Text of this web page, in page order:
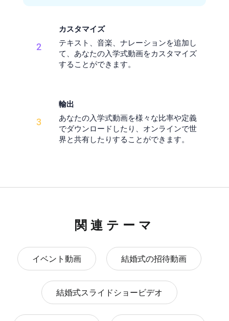
2
カスタマイズ
テキスト、音楽、ナレーションを追加し
て、あなたの入学式動画をカスタマイズ
することができます。
3
輸出
あなたの入学式動画を様々な比率や定義
でダウンロードしたり、オンラインで世
界と共有したりすることができます。
関連テーマ
イベント動画 結婚式の招待動画
結婚式スライドショービデオ